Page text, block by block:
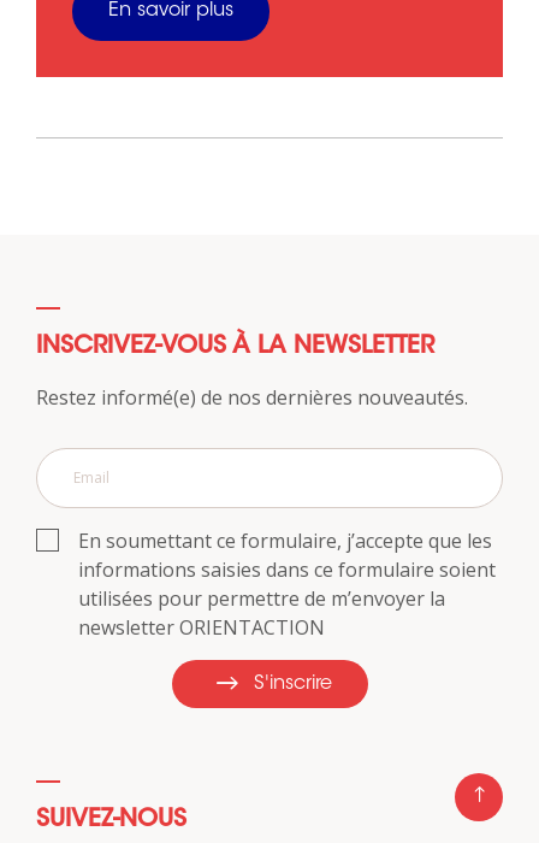
En savoir plus
INSCRIVEZ-VOUS À LA NEWSLETTER
Restez informé(e) de nos dernières nouveautés.
En soumettant ce formulaire, j’accepte que les
informations saisies dans ce formulaire soient
utilisées pour permettre de m’envoyer la
newsletter ORIENTACTION
S'inscrire
SUIVEZ-NOUS